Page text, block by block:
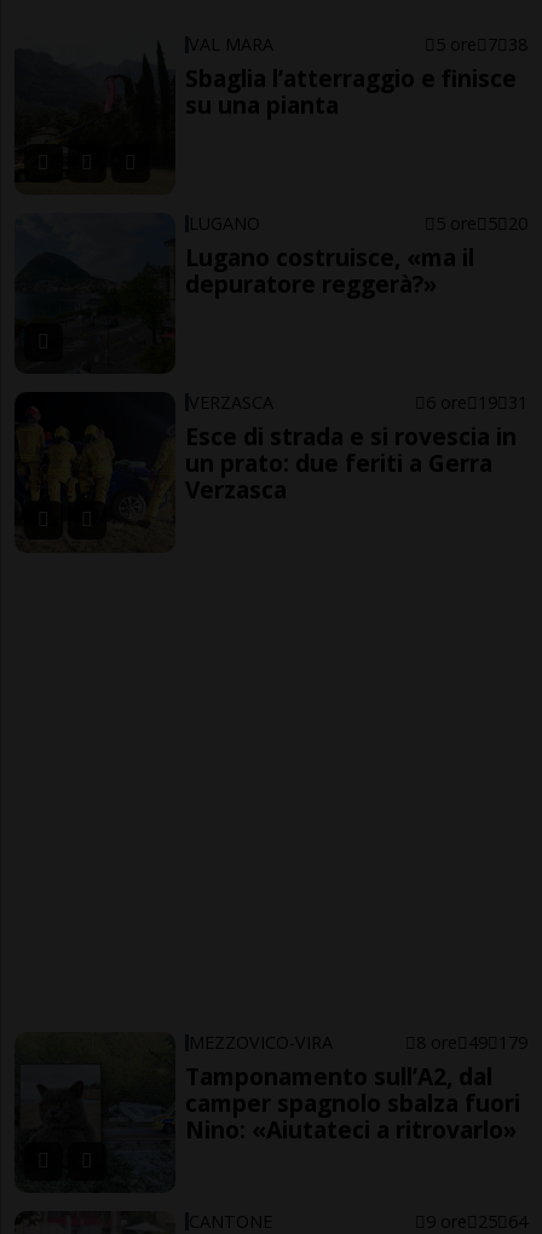
VAL MARA 5 ore 7 38
Sbaglia l’atterraggio e finisce
su una pianta
LUGANO 5 ore 5 20
Lugano costruisce, «ma il
depuratore reggerà?»
VERZASCA 6 ore 19 31
Esce di strada e si rovescia in
un prato: due feriti a Gerra
Verzasca
MEZZOVICO-VIRA 8 ore 49 179
Tamponamento sull’A2, dal
camper spagnolo sbalza fuori
Nino: «Aiutateci a ritrovarlo»
CANTONE 9 ore 25 64